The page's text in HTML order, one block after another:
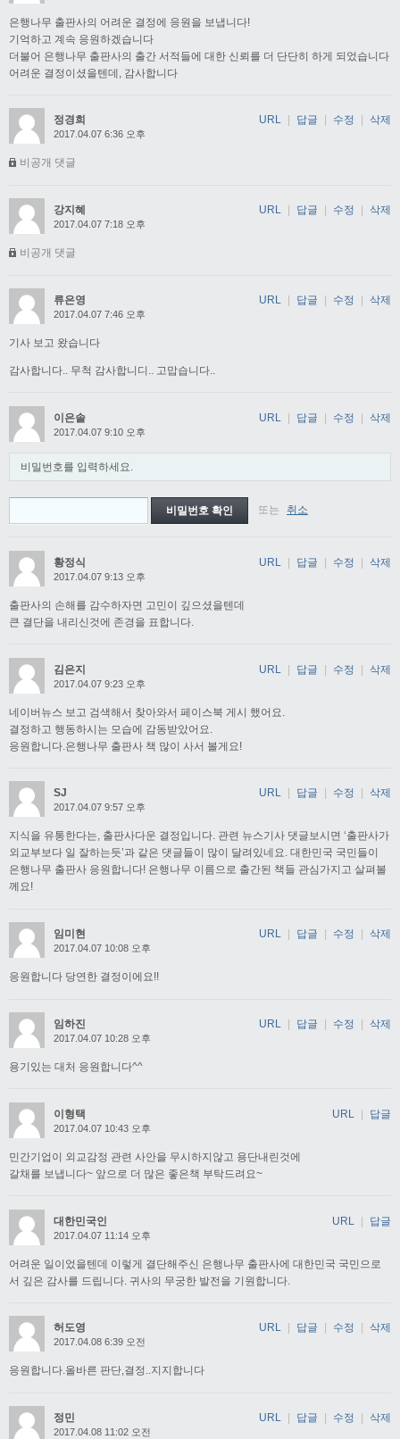
은행나무 출판사의 어려운 결정에 응원을 보냅니다!
기억하고 계속 응원하겠습니다
더불어 은행나무 출판사의 출간 서적들에 대한 신뢰를 더 단단히 하게 되었습니다
어려운 결정이셨을텐데, 감사합니다
정경희
2017.04.07 6:36 오후
비공개 댓글
URL 답글 수정 삭제
강지혜
2017.04.07 7:18 오후
비공개 댓글
URL 답글 수정 삭제
류은영
2017.04.07 7:46 오후
기사 보고 왔습니다
감사합니다.. 무척 감사합니디.. 고맙습니다..
URL 답글 수정 삭제
이은솔
2017.04.07 9:10 오후
비밀번호를 입력하세요.
또는 취소
URL | 답글 | 수정 | 삭제
황정식
2017.04.07 9:13 오후
출판사의 손해를 감수하자면 고민이 깊으셨을텐데
큰 결단을 내리신것에 존경을 표합니다.
URL | 답글 | 수정 | 삭제
김은지
2017.04.07 9:23 오후
네이버뉴스 보고 검색해서 찾아와서 페이스북 게시 했어요.
결정하고 행동하시는 모습에 감동받았어요.
응원합니다.은행나무 출판사 책 많이 사서 볼게요!
URL | 답글 | 수정 | 삭제
SJ
2017.04.07 9:57 오후
지식을 유통한다는, 출판사다운 결정입니다. 관련 뉴스기사 댓글보시면 ‘출판사가
외교부보다 일 잘하는듯’과 같은 댓글들이 많이 달려있네요. 대한민국 국민들이
은행나무 출판사 응원합니다! 은행나무 이름으로 출간된 책들 관심가지고 살펴볼
께요!
URL 답글 수정 삭제
임미현
2017.04.07 10:08 오후
응원합니다 당연한 결정이에요!!
URL 답글 수정 삭제
임하진
2017.04.07 10:28 오후
용기있는 대처 응원합니다^^
URL 답글 수정 삭제
이형택
2017.04.07 10:43 오후
민간기업이 외교감정 관련 사안을 무시하지않고 용단내린것에
갈채를 보냅니다~ 앞으로 더 많은 좋은책 부탁드려요~
URL | 답글
대한민국인
2017.04.07 11:14 오후
어려운 일이었을텐데 이렇게 결단해주신 은행나무 출판사에 대한민국 국민으로
서 깊은 감사를 드립니다. 귀사의 무궁한 발전을 기원합니다.
URL | 답글
허도영
2017.04.08 6:39 오전
응원합니다.올바른 판단,결정..지지합니다
URL 답글 수정 삭제
정민
2017.04.08 11:02 오전
URL 답글 수정 삭제